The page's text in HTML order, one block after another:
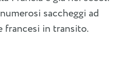
saccheggi ad
francesi in transito.